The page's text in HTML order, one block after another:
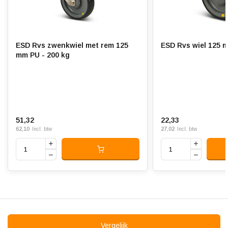
Rolweerstand:
Geschikt voor: Vlakke en ruwe ondergrond
ESD Rvs zwenkwiel met rem 125
mm PU - 200 kg
51,32
62,10 Incl. btw
ESD Rvs wiel 125
22,33
27,02 Incl. btw
Vergelijk